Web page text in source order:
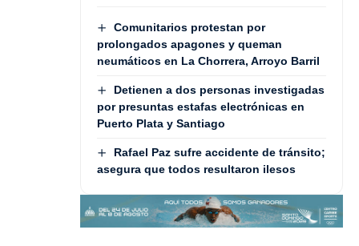
Comunitarios protestan por
prolongados apagones y queman
neumáticos en La Chorrera, Arroyo Barril
Detienen a dos personas investigadas
por presuntas estafas electrónicas en
Puerto Plata y Santiago
Rafael Paz sufre accidente de tránsito;
asegura que todos resultaron ilesos